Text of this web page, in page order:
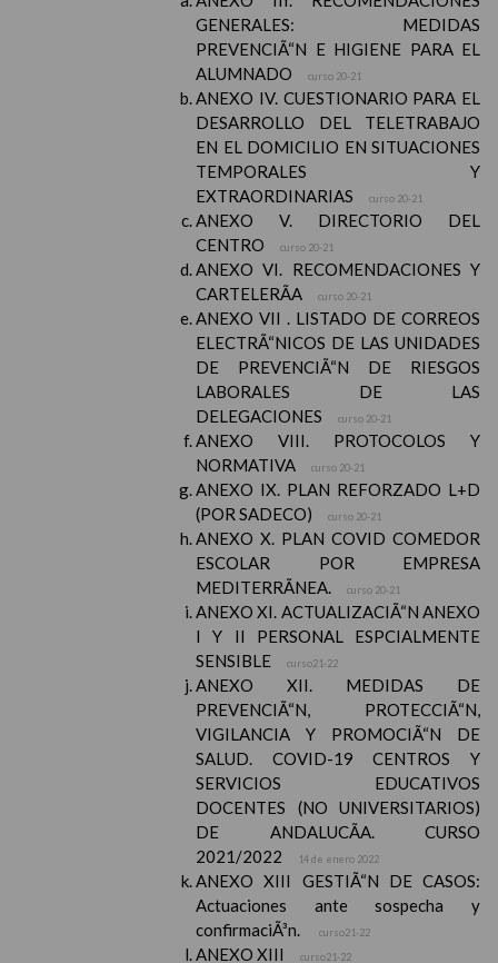
GENERALES: MEDIDAS
PREVENCIÃ“N E HIGIENE PARA EL
ALUMNADO
curso 20-21
ANEXO IV. CUESTIONARIO PARA EL
DESARROLLO DEL TELETRABAJO
EN EL DOMICILIO EN SITUACIONES
TEMPORALES Y
EXTRAORDINARIAS
curso 20-21
ANEXO V. DIRECTORIO DEL
CENTRO
curso 20-21
ANEXO VI. RECOMENDACIONES Y
CARTELERÃA
curso 20-21
ANEXO VII . LISTADO DE CORREOS
ELECTRÃ“NICOS DE LAS UNIDADES
DE PREVENCIÃ“N DE RIESGOS
LABORALES DE LAS
DELEGACIONES
curso 20-21
ANEXO VIII. PROTOCOLOS Y
NORMATIVA
curso 20-21
ANEXO IX. PLAN REFORZADO L+D
(POR SADECO)
curso 20-21
ANEXO X. PLAN COVID COMEDOR
ESCOLAR POR EMPRESA
MEDITERRÃNEA.
curso 20-21
ANEXO XI. ACTUALIZACIÃ“N ANEXO
I Y II PERSONAL ESPCIALMENTE
SENSIBLE
curso21-22
ANEXO XII. MEDIDAS DE
PREVENCIÃ“N, PROTECCIÃ“N,
VIGILANCIA Y PROMOCIÃ“N DE
SALUD. COVID-19 CENTROS Y
SERVICIOS EDUCATIVOS
DOCENTES (NO UNIVERSITARIOS)
DE ANDALUCÃA. CURSO
2021/2022
14 de enero 2022
ANEXO XIII GESTIÃ“N DE CASOS:
Actuaciones ante sospecha y
confirmaciÃ³n.
curso21-22
ANEXO XIII curso21-22